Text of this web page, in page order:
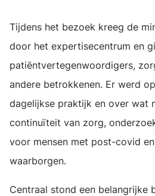
Tijdens het bezoek kreeg de
door het expertisecentrum en
patiëntvertegenwoordigers,
andere betrokkenen. Er werd
dagelijkse praktijk en over wat
continuïteit van zorg,
voor mensen met post-covid
waarborgen.
Centraal stond een belangrijke